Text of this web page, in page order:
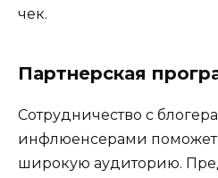
чек.
Партнерская
Сотрудничество с
инфлюенсерами поможет
широкую аудиторию.